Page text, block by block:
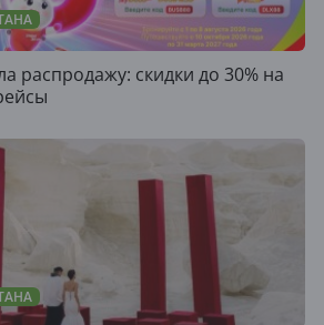
распродажу: скидки до 30% на